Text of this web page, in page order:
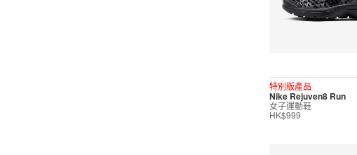
特別版產品
Nike Rejuven8 Run
女子運動鞋
HK$999